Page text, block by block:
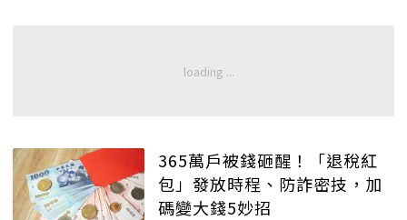
365萬戶被錢砸醒！「退稅紅
包」發放時程、防詐密技，加
碼變大錢5妙招